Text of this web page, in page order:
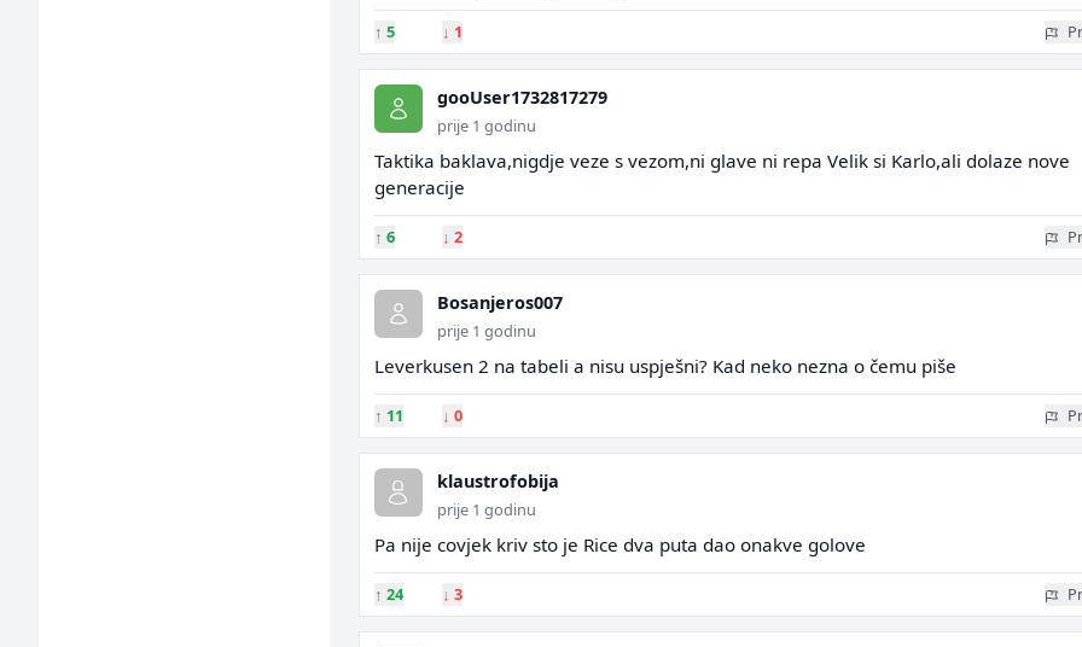
↑ 5 ↓ 1
gooUser1732817279
prije 1 godinu
Taktika baklava,nigdje veze s vezom,ni glave ni repa Velik si Karlo,ali dolaze nove
generacije
↑ 6 ↓ 2
Bosanjeros007
prije 1 godinu
Leverkusen 2 na tabeli a nisu uspješni? Kad neko nezna o čemu piše
↑ 11 ↓ 0
klaustrofobija
prije 1 godinu
Pa nije covjek kriv sto je Rice dva puta dao onakve golove
↑ 24 ↓ 3